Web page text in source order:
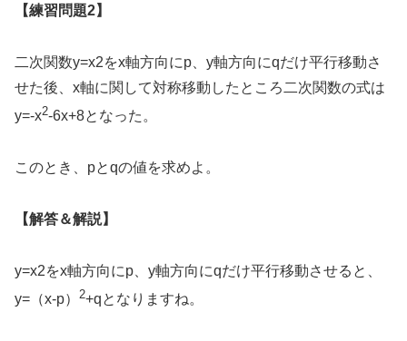
【練習問題2】
二次関数y=x2をx軸方向にp、y軸方向にqだけ平行移動さ
せた後、x軸に関して対称移動したところ二次関数の式は
y=-x2-6x+8となった。
このとき、pとqの値を求めよ。
【解答＆解説】
y=x2をx軸方向にp、y軸方向にqだけ平行移動させると、
y=（x-p）
2+qとなりますね。